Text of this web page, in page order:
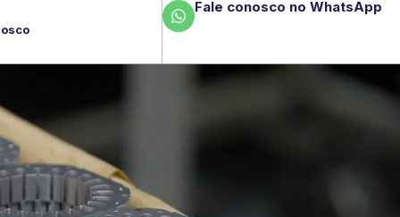
Fale conosco no WhatsApp